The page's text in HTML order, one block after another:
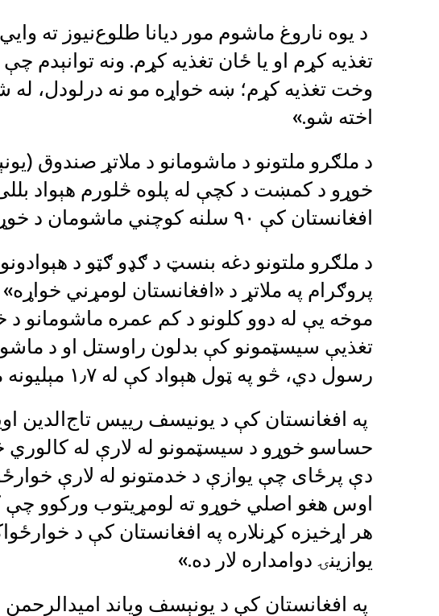
د یوه ناروغ ماشوم مور دیانا طلوع‌نیوز ته
تغذیه کړم او یا ځان تغذیه کړم. ونه توانېدم
وخت تغذیه کړم؛ ښه خواړه مو نه درلودل، له
اخته شو.»
د ملګرو ملتونو د ماشومانو د ملاتړ صندوق
خوړو د کمښت د کچې له پلوه څلورم هېواد
افغانستان کې ۹۰ سلنه کوچني ماشومان د خوړو له کمښت مخ دي.
د ملګرو ملتونو دغه بنسټ د ګډو ګټو د هېوادونو
پروګرام په ملاتړ د «افغانستان لومړني
موخه یې له دوو کلونو د کم عمره ماشومانو
تغذیې سیسټمونو کې بدلون راوستل او د
رسول دي، څو په ټول هېواد کې له ۱٫۷ مېلیونه ماشومانو سره مرسته وکړي.
په افغانستان کې د یونیسف رییس تاج‌الدین
حساسو خوړو د سیسټمونو له لارې له کالوري
دې پرځای چې یوازې د خدمتونو له لارې
اوس هغو اصلي خوړو ته لومړیتوب ورکوو
هر اړخیزه کړنلاره په افغانستان کې د
یوازینۍ دوامداره لار ده.»
په افغانستان کې د یونېسف ویاند